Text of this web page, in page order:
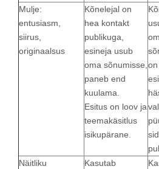
Mulje:
entusiasm,
siirus,
originaalsus
Kõnelejal on
hea kontakt
publikuga,
esineja usub
oma sõnumisse,
paneb end
kuulama.
Esitus on loov ja
teemakäsitlus
isikupärane.
on
Näitliku
Kasutab